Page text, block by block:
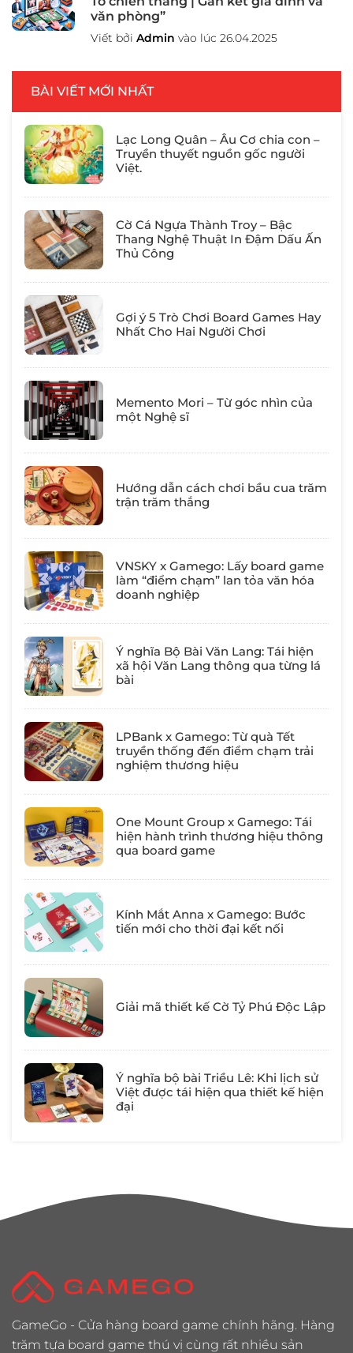
văn phòng”
Viết bởi Admin vào lúc 26.04.2025
BÀI VIẾT MỚI NHẤT
Lạc Long Quân – Âu Cơ chia con –
Truyền thuyết nguồn gốc người
Việt.
Cờ Cá Ngựa Thành Troy – Bậc
Thang Nghệ Thuật In Đậm Dấu Ấn
Thủ Công
Gợi ý 5 Trò Chơi Board Games Hay
Nhất Cho Hai Người Chơi
Memento Mori – Từ góc nhìn của
một Nghệ sĩ
Hướng dẫn cách chơi bầu cua trăm
trận trăm thắng
VNSKY x Gamego: Lấy board game
làm “điểm chạm” lan tỏa văn hóa
doanh nghiệp
Ý nghĩa Bộ Bài Văn Lang: Tái hiện
xã hội Văn Lang thông qua từng lá
bài
LPBank x Gamego: Từ quà Tết
truyền thống đến điểm chạm trải
nghiệm thương hiệu
One Mount Group x Gamego: Tái
hiện hành trình thương hiệu thông
qua board game
Kính Mắt Anna x Gamego: Bước
tiến mới cho thời đại kết nối
Giải mã thiết kế Cờ Tỷ Phú Độc Lập
Ý nghĩa bộ bài Triều Lê: Khi lịch sử
Việt được tái hiện qua thiết kế hiện
đại
GameGo - Cửa hàng board game chính hãng. Hàng
trăm tựa board game thú vị cùng rất nhiều sản